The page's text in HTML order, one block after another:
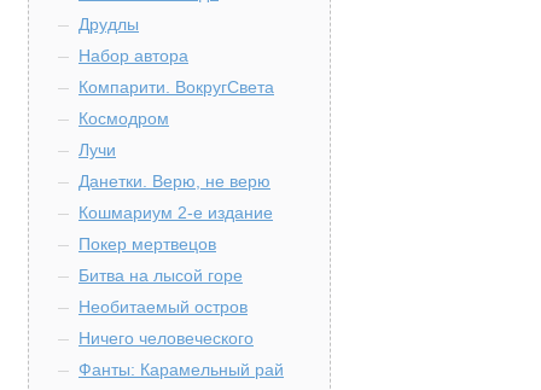
Друдлы
Набор автора
Компарити. ВокругСвета
Космодром
Лучи
Данетки. Верю, не верю
Кошмариум 2-е издание
Покер мертвецов
Битва на лысой горе
Необитаемый остров
Ничего человеческого
Фанты: Карамельный рай